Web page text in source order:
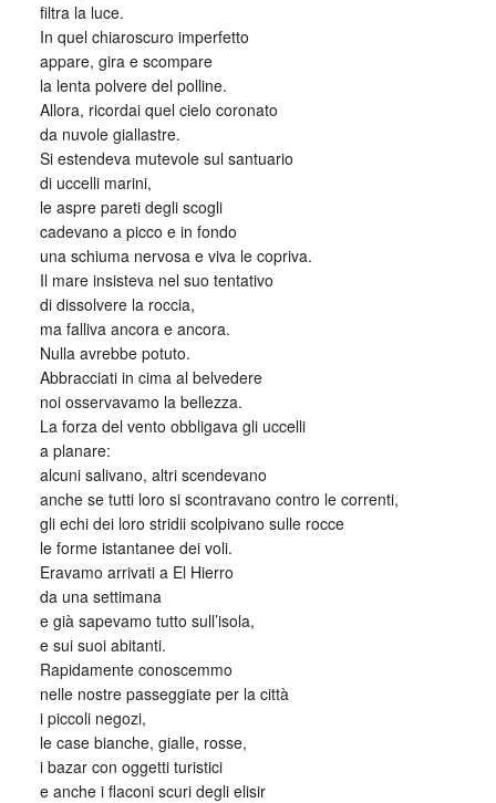
filtra la luce.
In quel chiaroscuro imperfetto
appare, gira e scompare
la lenta polvere del polline.
Allora, ricordai quel cielo coronato
da nuvole giallastre.
Si estendeva mutevole sul santuario
di uccelli marini,
le aspre pareti degli scogli
cadevano a picco e in fondo
una schiuma nervosa e viva le copriva.
Il mare insisteva nel suo tentativo
di dissolvere la roccia,
ma falliva ancora e ancora.
Nulla avrebbe potuto.
Abbracciati in cima al belvedere
noi osservavamo la bellezza.
La forza del vento obbligava gli uccelli
a planare:
alcuni salivano, altri scendevano
anche se tutti loro si scontravano contro le correnti,
gli echi dei loro stridii scolpivano sulle rocce
le forme istantanee dei voli.
Eravamo arrivati a El Hierro
da una settimana
e già sapevamo tutto sull’isola,
e sui suoi abitanti.
Rapidamente conoscemmo
nelle nostre passeggiate per la città
i piccoli negozi,
le case bianche, gialle, rosse,
i bazar con oggetti turistici
e anche i flaconi scuri degli elisir